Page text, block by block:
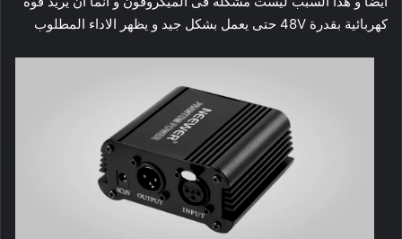
كهربائية بقدرة 48V حتى يعمل بشكل جيد و يظهر الاداء المطلوب